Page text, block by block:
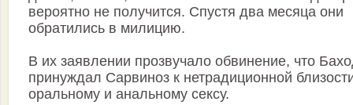
вероятно не получится. Спустя два месяца они
обратились в милицию.
В их заявлении прозвучало обвинение, что
принуждал Сарвиноз к нетрадиционной
оральному и анальному сексу.